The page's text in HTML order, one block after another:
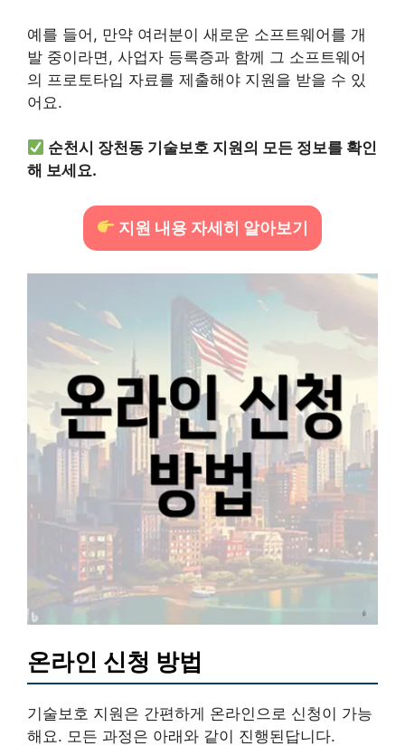
예를 들어, 만약 여러분이 새로운 소프트웨어를 개
발 중이라면, 사업자 등록증과 함께 그 소프트웨어
의 프로토타입 자료를 제출해야 지원을 받을 수 있
어요.
순천시 장천동 기술보호 지원의 모든 정보를 확인
해 보세요.
지원 내용 자세히 알아보기
온라인 신청 방법
기술보호 지원은 간편하게 온라인으로 신청이 가능
해요. 모든 과정은 아래와 같이 진행된답니다.